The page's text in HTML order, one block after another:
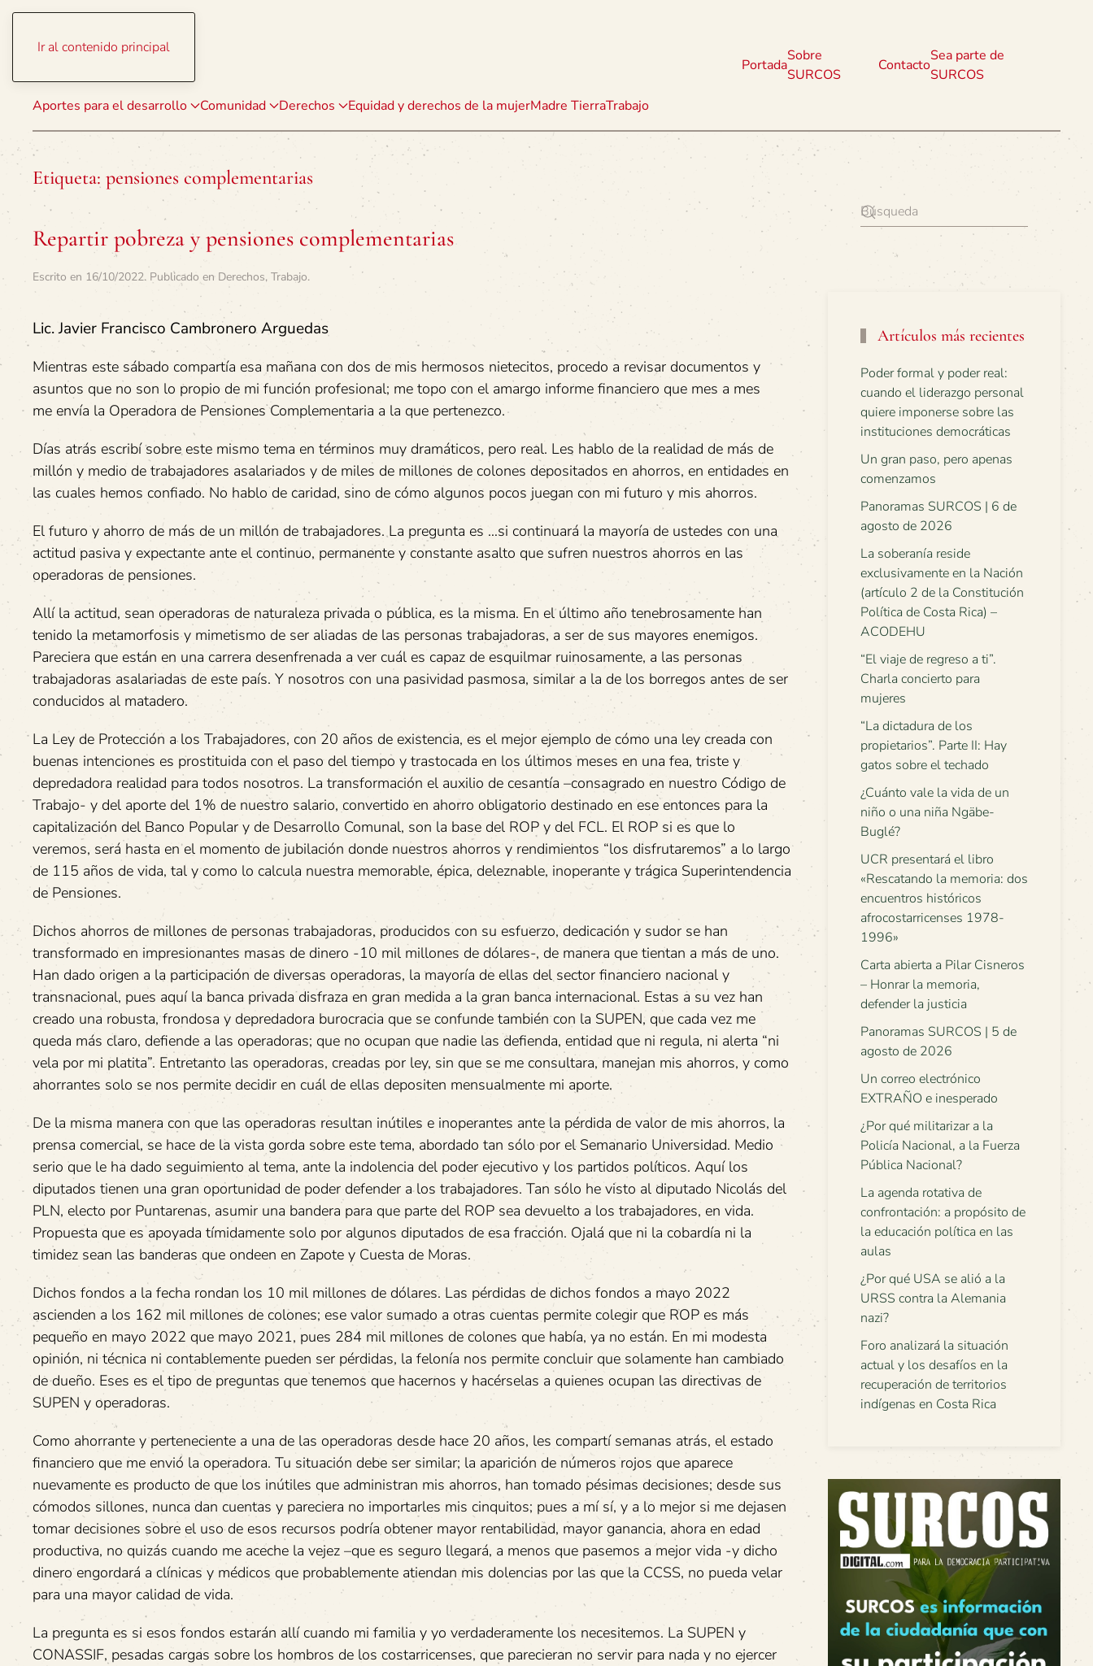
Ir al contenido principal
Aportes para el desarrollo Comunidad Derechos Equidad y derechos de la mujerMadre TierraTrabajo
Portada
Sobre
SURCOS
Contacto
Sea parte de
SURCOS
Etiqueta: pensiones complementarias
Repartir pobreza y pensiones complementarias
Escrito en 16/10/2022. Publicado en Derechos, Trabajo.
Lic. Javier Francisco Cambronero Arguedas
Mientras este sábado compartía esa mañana con dos de mis hermosos nietecitos, procedo a revisar documentos y
asuntos que no son lo propio de mi función profesional; me topo con el amargo informe financiero que mes a mes
me envía la Operadora de Pensiones Complementaria a la que pertenezco.
Días atrás escribí sobre este mismo tema en términos muy dramáticos, pero real. Les hablo de la realidad de más de
millón y medio de trabajadores asalariados y de miles de millones de colones depositados en ahorros, en entidades en
las cuales hemos confiado. No hablo de caridad, sino de cómo algunos pocos juegan con mi futuro y mis ahorros.
El futuro y ahorro de más de un millón de trabajadores. La pregunta es …si continuará la mayoría de ustedes con una
actitud pasiva y expectante ante el continuo, permanente y constante asalto que sufren nuestros ahorros en las
operadoras de pensiones.
Allí la actitud, sean operadoras de naturaleza privada o pública, es la misma. En el último año tenebrosamente han
tenido la metamorfosis y mimetismo de ser aliadas de las personas trabajadoras, a ser de sus mayores enemigos.
Pareciera que están en una carrera desenfrenada a ver cuál es capaz de esquilmar ruinosamente, a las personas
trabajadoras asalariadas de este país. Y nosotros con una pasividad pasmosa, similar a la de los borregos antes de ser
conducidos al matadero.
La Ley de Protección a los Trabajadores, con 20 años de existencia, es el mejor ejemplo de cómo una ley creada con
buenas intenciones es prostituida con el paso del tiempo y trastocada en los últimos meses en una fea, triste y
depredadora realidad para todos nosotros. La transformación el auxilio de cesantía –consagrado en nuestro Código de
Trabajo- y del aporte del 1% de nuestro salario, convertido en ahorro obligatorio destinado en ese entonces para la
capitalización del Banco Popular y de Desarrollo Comunal, son la base del ROP y del FCL. El ROP si es que lo
veremos, será hasta en el momento de jubilación donde nuestros ahorros y rendimientos “los disfrutaremos” a lo largo
de 115 años de vida, tal y como lo calcula nuestra memorable, épica, deleznable, inoperante y trágica Superintendencia
de Pensiones.
Dichos ahorros de millones de personas trabajadoras, producidos con su esfuerzo, dedicación y sudor se han
transformado en impresionantes masas de dinero -10 mil millones de dólares-, de manera que tientan a más de uno.
Han dado origen a la participación de diversas operadoras, la mayoría de ellas del sector financiero nacional y
transnacional, pues aquí la banca privada disfraza en gran medida a la gran banca internacional. Estas a su vez han
creado una robusta, frondosa y depredadora burocracia que se confunde también con la SUPEN, que cada vez me
queda más claro, defiende a las operadoras; que no ocupan que nadie las defienda, entidad que ni regula, ni alerta “ni
vela por mi platita”. Entretanto las operadoras, creadas por ley, sin que se me consultara, manejan mis ahorros, y como
ahorrantes solo se nos permite decidir en cuál de ellas depositen mensualmente mi aporte.
De la misma manera con que las operadoras resultan inútiles e inoperantes ante la pérdida de valor de mis ahorros, la
prensa comercial, se hace de la vista gorda sobre este tema, abordado tan sólo por el Semanario Universidad. Medio
serio que le ha dado seguimiento al tema, ante la indolencia del poder ejecutivo y los partidos políticos. Aquí los
diputados tienen una gran oportunidad de poder defender a los trabajadores. Tan sólo he visto al diputado Nicolás del
PLN, electo por Puntarenas, asumir una bandera para que parte del ROP sea devuelto a los trabajadores, en vida.
Propuesta que es apoyada tímidamente solo por algunos diputados de esa fracción. Ojalá que ni la cobardía ni la
timidez sean las banderas que ondeen en Zapote y Cuesta de Moras.
Dichos fondos a la fecha rondan los 10 mil millones de dólares. Las pérdidas de dichos fondos a mayo 2022
ascienden a los 162 mil millones de colones; ese valor sumado a otras cuentas permite colegir que ROP es más
pequeño en mayo 2022 que mayo 2021, pues 284 mil millones de colones que había, ya no están. En mi modesta
opinión, ni técnica ni contablemente pueden ser pérdidas, la felonía nos permite concluir que solamente han cambiado
de dueño. Eses es el tipo de preguntas que tenemos que hacernos y hacérselas a quienes ocupan las directivas de
SUPEN y operadoras.
Como ahorrante y perteneciente a una de las operadoras desde hace 20 años, les compartí semanas atrás, el estado
financiero que me envió la operadora. Tu situación debe ser similar; la aparición de números rojos que aparece
nuevamente es producto de que los inútiles que administran mis ahorros, han tomado pésimas decisiones; desde sus
cómodos sillones, nunca dan cuentas y pareciera no importarles mis cinquitos; pues a mí sí, y a lo mejor si me dejasen
tomar decisiones sobre el uso de esos recursos podría obtener mayor rentabilidad, mayor ganancia, ahora en edad
productiva, no quizás cuando me aceche la vejez –que es seguro llegará, a menos que pasemos a mejor vida -y dicho
dinero engordará a clínicas y médicos que probablemente atiendan mis dolencias por las que la CCSS, no pueda velar
para una mayor calidad de vida.
La pregunta es si esos fondos estarán allí cuando mi familia y yo verdaderamente los necesitemos. La SUPEN y
CONASSIF, pesadas cargas sobre los hombros de los costarricenses, que parecieran no servir para nada y no ejercer
Artículos más recientes
Poder formal y poder real:
cuando el liderazgo personal
quiere imponerse sobre las
instituciones democráticas
Un gran paso, pero apenas
comenzamos
Panoramas SURCOS | 6 de
agosto de 2026
La soberanía reside
exclusivamente en la Nación
(artículo 2 de la Constitución
Política de Costa Rica) –
ACODEHU
“El viaje de regreso a ti”.
Charla concierto para
mujeres
“La dictadura de los
propietarios”. Parte II: Hay
gatos sobre el techado
¿Cuánto vale la vida de un
niño o una niña Ngäbe-
Buglé?
UCR presentará el libro
«Rescatando la memoria: dos
encuentros históricos
afrocostarricenses 1978-
1996»
Carta abierta a Pilar Cisneros
– Honrar la memoria,
defender la justicia
Panoramas SURCOS | 5 de
agosto de 2026
Un correo electrónico
EXTRAÑO e inesperado
¿Por qué militarizar a la
Policía Nacional, a la Fuerza
Pública Nacional?
La agenda rotativa de
confrontación: a propósito de
la educación política en las
aulas
¿Por qué USA se alió a la
URSS contra la Alemania
nazi?
Foro analizará la situación
actual y los desafíos en la
recuperación de territorios
indígenas en Costa Rica